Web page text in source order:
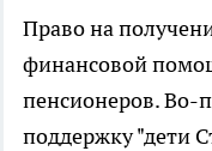
Право на
финансовой
пенсионеров. Во-
поддержку "дети